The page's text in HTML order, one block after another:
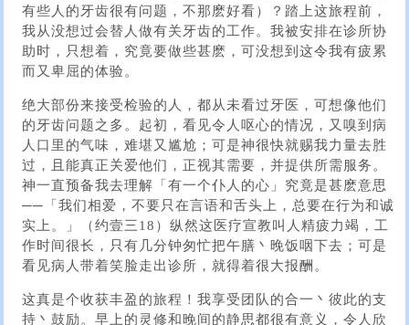
有些人的牙齿很有问题，不那麽好看）？踏上这旅程前，
我从没想过会替人做有关牙齿的工作。我被安排在诊所协
助时，只想着，究竟要做些甚麽，可没想到这令我有疲累
而又卑屈的体验。
绝大部份来接受检验的人，都从未看过牙医，可想像他们
的牙齿问题之多。起初，看见令人呕心的情况，又嗅到病
人口里的气味，难堪又尴尬；可是神很快就赐我力量去胜
过，且能真正关爱他们，正视其需要，并提供所需服务。
神一直预备我去理解「有一个仆人的心」究竟是甚麽意思
──「我们相爱，不要只在言语和舌头上，总要在行为和诚
实上。」（约壹三18）纵然这医疗宣教叫人精疲力竭，工
作时间很长，只有几分钟匆忙把午膳丶晚饭咽下去；可是
看见病人带着笑脸走出诊所，就得着很大报酬。
这真是个收获丰盈的旅程！我享受团队的合一丶彼此的支
持丶鼓励。早上的灵修和晚间的静思都很有意义，令人欣